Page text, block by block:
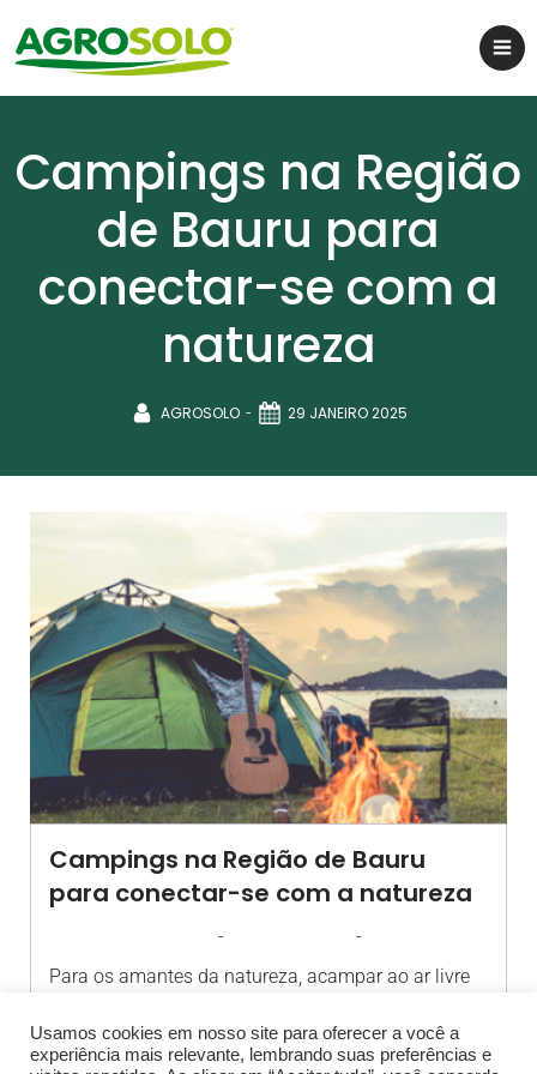
Campings na Região
de Bauru para
conectar-se com a
natureza
AGROSOLO - 29 JANEIRO 2025
Campings na Região de Bauru
para conectar-se com a natureza
- -
Para os amantes da natureza, acampar ao ar livre
Usamos cookies em nosso site para oferecer a você a
experiência mais relevante, lembrando suas preferências e